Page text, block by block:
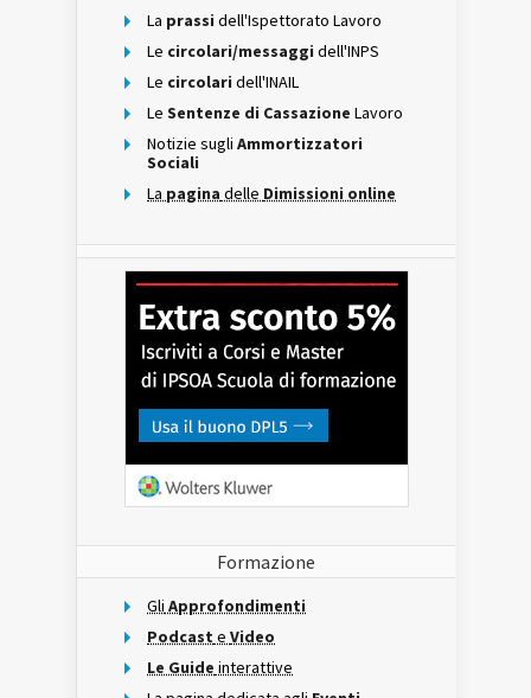
La prassi dell'Ispettorato Lavoro
Le circolari/messaggi dell'INPS
Le circolari dell'INAIL
Le Sentenze di Cassazione Lavoro
Notizie sugli Ammortizzatori
Sociali
La pagina delle Dimissioni online
Formazione
Gli Approfondimenti
Podcast e Video
Le Guide interattive